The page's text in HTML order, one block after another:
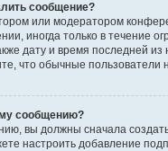
сообщение?
или модератором
иногда только в течение
дату и время последней
что обычные пользователи
сообщению?
вы должны сначала
настроить добавление